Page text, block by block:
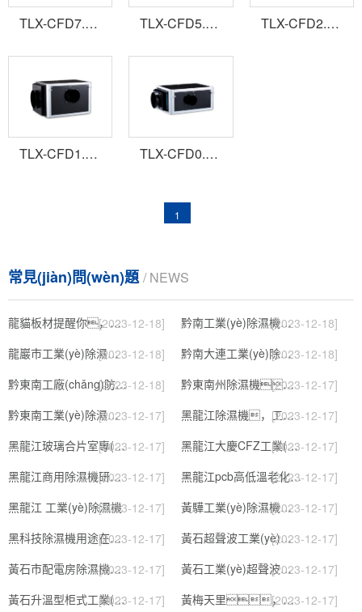
TLX-CFD7.0(二代)吊頂除濕機 TLX-CFD5.0D(二代)吊頂除濕機 TLX-CFD2.5D(二代)吊頂除濕機
TLX-CFD1.5D(二代)吊頂除濕機 TLX-CFD0.8D(二代)吊頂除濕機
1
常見(jiàn)問(wèn)題/ NEWS
龍貓板材提醒你，雨季裝修應特別注意防潮
[2023-12-18] 黔南工業(yè)除濕機公司
[2023-12-18]
龍巖市工業(yè)除濕機價(jià)格
[2023-12-18] 黔南大連工業(yè)除濕機
[2023-12-18]
黔東南工廠(chǎng)防潮除濕機，工業(yè)除濕機
[2023-12-18] 黔東南州除濕機，濕菱工業(yè)地下室抽濕機 庫房配電房除濕器
[2023-12-17]
黔東南工業(yè)除濕機公司
[2023-12-17] 黑龍江除濕機，工業(yè)除濕機
[2023-12-17]
黑龍江玻璃合片室專(zhuān)用組合型轉輪除濕機
[2023-12-17] 黑龍江大慶CFZ工業(yè)除濕機濕菱除濕機品牌
[2023-12-17]
黑龍江商用除濕機研發(fā)(回饋老顧客,2022已更新)
[2023-12-17] 黑龍江pcb高低溫老化試驗箱
[2023-12-17]
黑龍江 工業(yè)除濕機[2023-12-17] 黃驊工業(yè)除濕機】倉庫抽濕機】車(chē)間除濕器】
[2023-12-17]
黑科技除濕機用途在哪里，如何選購到合適的工業(yè)除濕機
[2023-12-17] 黃石超聲波工業(yè)加濕機，SL系列除濕機
[2023-12-17]
黃石市配電房除濕機，工業(yè)抽濕機 恒溫恒濕非標機器
[2023-12-17] 黃石工業(yè)超聲波加濕器，除濕機品牌
[2023-12-17]
黃石升溫型柜式工業(yè)除濕機
[2023-12-17] 黃梅天里，這些除濕防潮妙招學(xué)起來(lái)
[2023-12-17]